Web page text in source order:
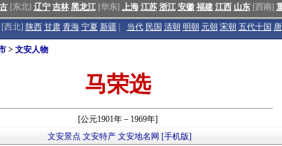
[东北] 辽宁 吉林 黑龙江[华东] 上海 江苏 浙江 安徽 福建 江西 山东[西南]
西北] 陕西 甘肃 青海 宁夏 新疆 当代 民国 清朝 明朝 元朝 宋朝 五代十国
> 文安人物
马荣选
[公元1901年－1969年]
文安景点 文安特产 文安地名网 [手机版]